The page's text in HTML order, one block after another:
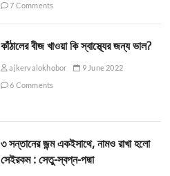
7 Comments
কাঁঠালের বীজ খাওয়া কি স্বাস্থ্যের জন্য ভাল?
ajkervalokhobor
9 June 2022
6 Comments
৩ সন্তানের জন্ম একইসাথে, নামও রাখা হলো
সেইরকম : সেতু-স্বপ্ন-পদ্মা